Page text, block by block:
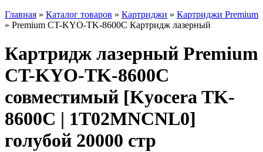
Главная » Каталог товаров » Картриджи » Картриджи Premium
» Premium CT-KYO-TK-8600C Картридж лазерный
Картридж лазерный Premium
CT-KYO-TK-8600C
совместимый [Kyocera TK-
8600C | 1T02MNCNL0]
голубой 20000 стр